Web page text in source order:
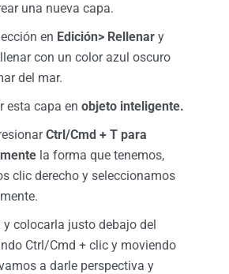
una nueva capa.
en Edición> Rellenar y
con un color azul oscuro
del mar.
esta capa en objeto inteligente.
Ctrl/Cmd + T para
la forma que tenemos,
clic derecho y seleccionamos
colocarla justo debajo del
Ctrl/Cmd + clic y moviendo
a darle perspectiva y